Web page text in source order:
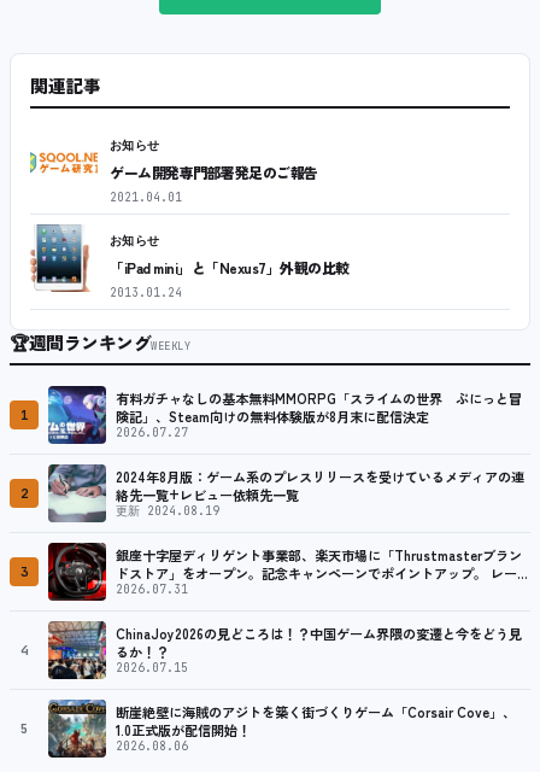
関連記事
お知らせ
ゲーム開発専門部署発足のご報告
2021.04.01
お知らせ
「iPad mini」と「Nexus7」外観の比較
2013.01.24
🏆週間ランキングWEEKLY
1
有料ガチャなしの基本無料MMORPG「スライムの世界 ぷにっと冒
険記」、Steam向けの無料体験版が8月末に配信決定
2026.07.27
2
2024年8月版：ゲーム系のプレスリリースを受けているメディアの連
絡先一覧+レビュー依頼先一覧
更新 2024.08.19
3
銀座十字屋ディリゲント事業部、楽天市場に「Thrustmasterブラン
ドストア」をオープン。記念キャンペーンでポイントアップ。 レーシ
ング／フライトシム向けコントローラーを中心に、幅広くラインナッ
2026.07.31
4
ChinaJoy2026の見どころは！？中国ゲーム界隈の変遷と今をどう見
るか！？
2026.07.15
5
断崖絶壁に海賊のアジトを築く街づくりゲーム「Corsair Cove」、
1.0正式版が配信開始！
2026.08.06